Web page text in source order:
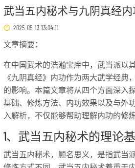
武当五内秘术与九阴真经
2025-05-13 13:04:11
文章摘要：
在中国武术的浩瀚宝库中，武当派以
《九阴真经》内功作为两大武学经
的影响。本篇文章将从四个方面深入
基础、修炼方法、内功效果以及与外
入解析，不仅能够帮助理解内功的修
1、武当五内秘术的理论
武当五内秘术，顾名思义，是指武当